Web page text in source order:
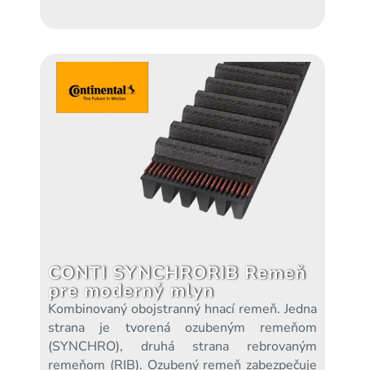
CONTI SYNCHRORIB Remeň
pre moderný mlyn
Kombinovaný obojstranný hnací remeň. Jedna
strana je tvorená ozubeným remeňom
(SYNCHRO), druhá strana rebrovaným
remeňom (RIB). Ozubený remeň zabezpečuje